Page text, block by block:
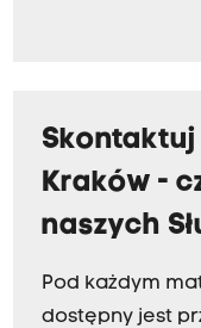
Skontaktuj
Kraków -
naszych
Pod każdym
dostępny jest